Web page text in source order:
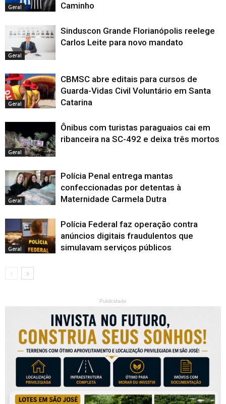
Geral
Caminho
Geral
Sinduscon Grande Florianópolis reelege
Carlos Leite para novo mandato
Geral
CBMSC abre editais para cursos de
Guarda-Vidas Civil Voluntário em Santa
Catarina
Geral
Ônibus com turistas paraguaios cai em
ribanceira na SC-492 e deixa três mortos
Geral
Polícia Penal entrega mantas
confeccionadas por detentas à
Maternidade Carmela Dutra
Geral
Polícia Federal faz operação contra
anúncios digitais fraudulentos que
simulavam serviços públicos
Publicidade